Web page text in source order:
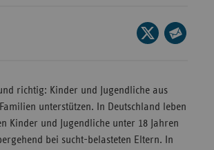
Seite
auf
richtig: Kinder und Jugendliche aus
unterstützen. In Deutschland leben
Kinder und Jugendliche unter 18 Jahren
bei sucht-belasteten Eltern. In